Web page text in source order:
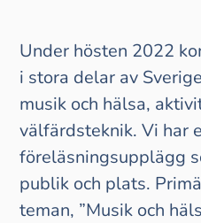
Under hösten 2022
i stora delar av
musik och hälsa,
välfärdsteknik. Vi har
föreläsningsupplägg
publik och plats.
teman, ”Musik och